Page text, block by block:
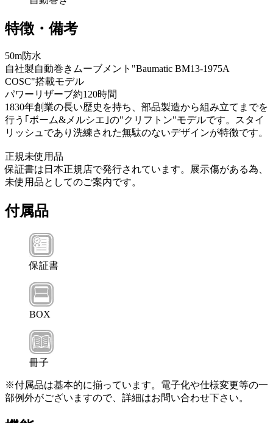
特徴・備考
50m防水
自社製自動巻きムーブメント"Baumatic BM13-1975A
COSC"搭載モデル
パワーリザーブ約120時間
1830年創業の長い歴史を持ち、部品製造から組み立てまでを
行う｢ボーム&メルシエ｣の"クリフトン"モデルです。スタイ
リッシュであり洗練された無駄のないデザインが特徴です。
正規未使用品
保証書は日本正規店で発行されています。展示傷がある為、
未使用品としてのご案内です。
付属品
保証書
BOX
冊子
※付属品は基本的に揃っています。電子化や仕様変更等の一
部例外がございますので、詳細はお問い合わせ下さい。